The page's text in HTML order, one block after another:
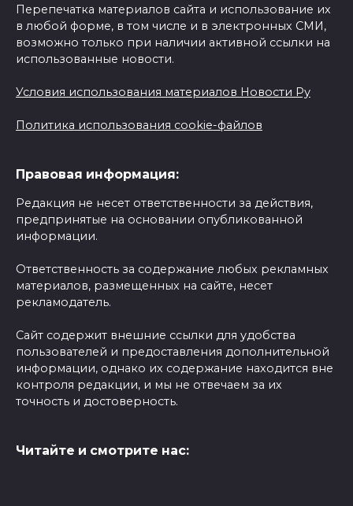
Перепечатка материалов сайта и использование их
в любой форме, в том числе и в электронных СМИ,
возможно только при наличии активной ссылки на
использованные новости.
Условия использования материалов Новости Ру
Политика использования cookie-файлов
Правовая информация:
Редакция не несет ответственности за действия,
предпринятые на основании опубликованной
информации.
Ответственность за содержание любых рекламных
материалов, размещенных на сайте, несет
рекламодатель.
Сайт содержит внешние ссылки для удобства
пользователей и предоставления дополнительной
информации, однако их содержание находится вне
контроля редакции, и мы не отвечаем за их
точность и достоверность.
Читайте и смотрите нас: